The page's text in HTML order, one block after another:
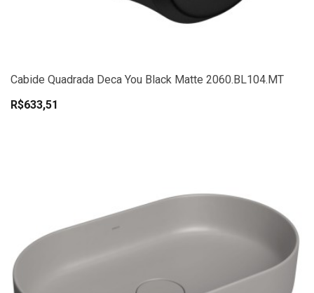
Cabide Quadrada Deca You Black Matte 2060.BL104.MT
R$633,51